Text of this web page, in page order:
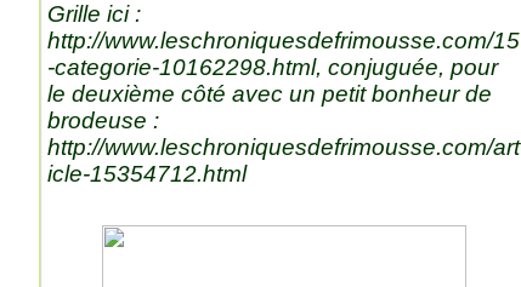
Grille ici :
http://www.leschroniquesdefrimousse.com/15
-categorie-10162298.html, conjuguée, pour
le deuxième côté avec un petit bonheur de
brodeuse :
http://www.leschroniquesdefrimousse.com/art
icle-15354712.html